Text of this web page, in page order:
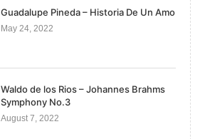
Guadalupe Pineda – Historia De Un Amo
May 24, 2022
Waldo de los Rios – Johannes Brahms
Symphony No.3
August 7, 2022